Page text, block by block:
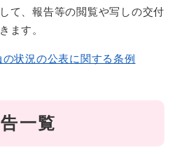
て、報告等の閲覧や写しの交付
ます。
状況の公表に関する条例
一覧